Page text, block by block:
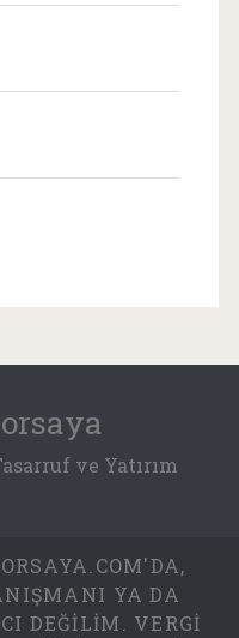
ve Yatırım
YA DA
DEĞILIM. VERGI